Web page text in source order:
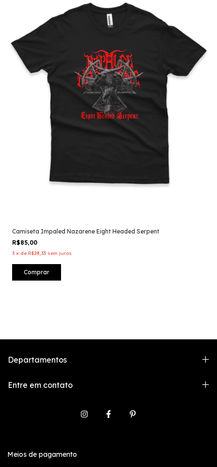
Camiseta Impaled Nazarene Eight Headed Serpent
R$85,00
3 x de R$28,33 sem juros
Comprar
Departamentos
Entre em contato
Meios de pagamento